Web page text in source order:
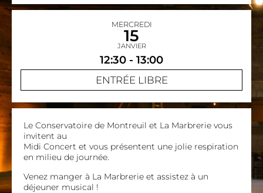
MERCREDI
15
JANVIER
12:30 - 13:00
ENTRÉE LIBRE
Le Conservatoire de Montreuil et La Marbrerie vous
invitent au
Midi Concert et vous présentent une jolie respiration
en milieu de journée.
Venez manger à La Marbrerie et assistez à un
déjeuner musical !